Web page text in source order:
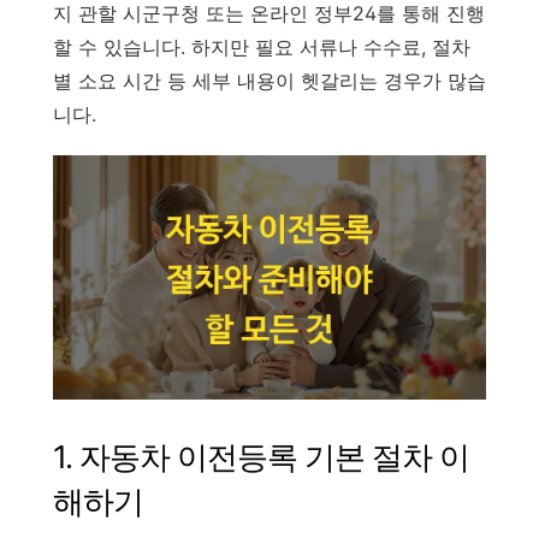
지 관할 시군구청 또는 온라인 정부24를 통해 진행
할 수 있습니다. 하지만 필요 서류나 수수료, 절차
별 소요 시간 등 세부 내용이 헷갈리는 경우가 많습
니다.
1. 자동차 이전등록 기본 절차 이
해하기